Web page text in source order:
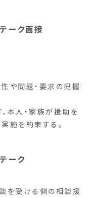
ーク面接
や問題・要求の把握
本人・家族が援助を
施を約束する。
ーク
を受ける側の相談援